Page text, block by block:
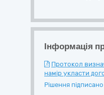
Інформація
Протокол
намір укласти
Рішення підписано